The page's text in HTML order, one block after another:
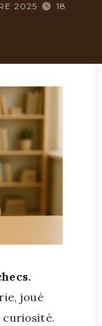
2025
18
joué
curiosité.